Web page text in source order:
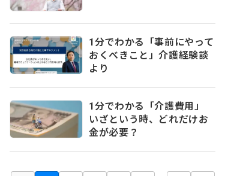
1分でわかる「事前にやって
おくべきこと」介護経験談
より
1分でわかる「介護費用」
いざという時、どれだけお
金が必要？